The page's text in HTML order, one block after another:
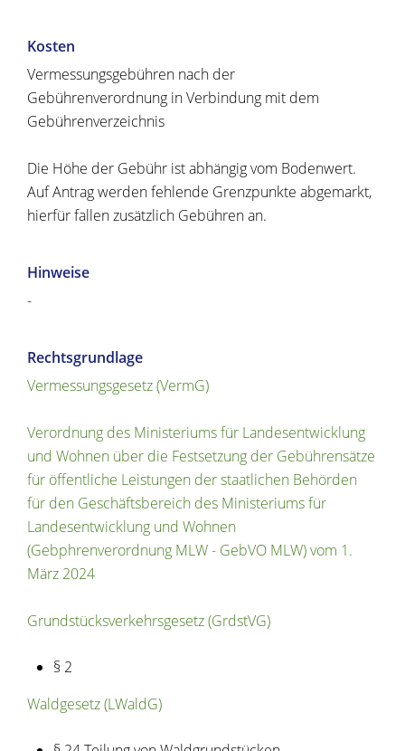
Kosten
Vermessungsgebühren nach der
Gebührenverordnung in Verbindung mit dem
Gebührenverzeichnis
Die Höhe der Gebühr ist abhängig vom Bodenwert.
Auf Antrag werden fehlende Grenzpunkte abgemarkt,
hierfür fallen zusätzlich Gebühren an.
Hinweise
-
Rechtsgrundlage
Vermessungsgesetz (VermG)
Verordnung des Ministeriums für Landesentwicklung
und Wohnen über die Festsetzung der Gebührensätze
für öffentliche Leistungen der staatlichen Behörden
für den Geschäftsbereich des Ministeriums für
Landesentwicklung und Wohnen
(Gebphrenverordnung MLW - GebVO MLW) vom 1.
März 2024
Grundstücksverkehrsgesetz (GrdstVG)
§ 2
Waldgesetz (LWaldG)